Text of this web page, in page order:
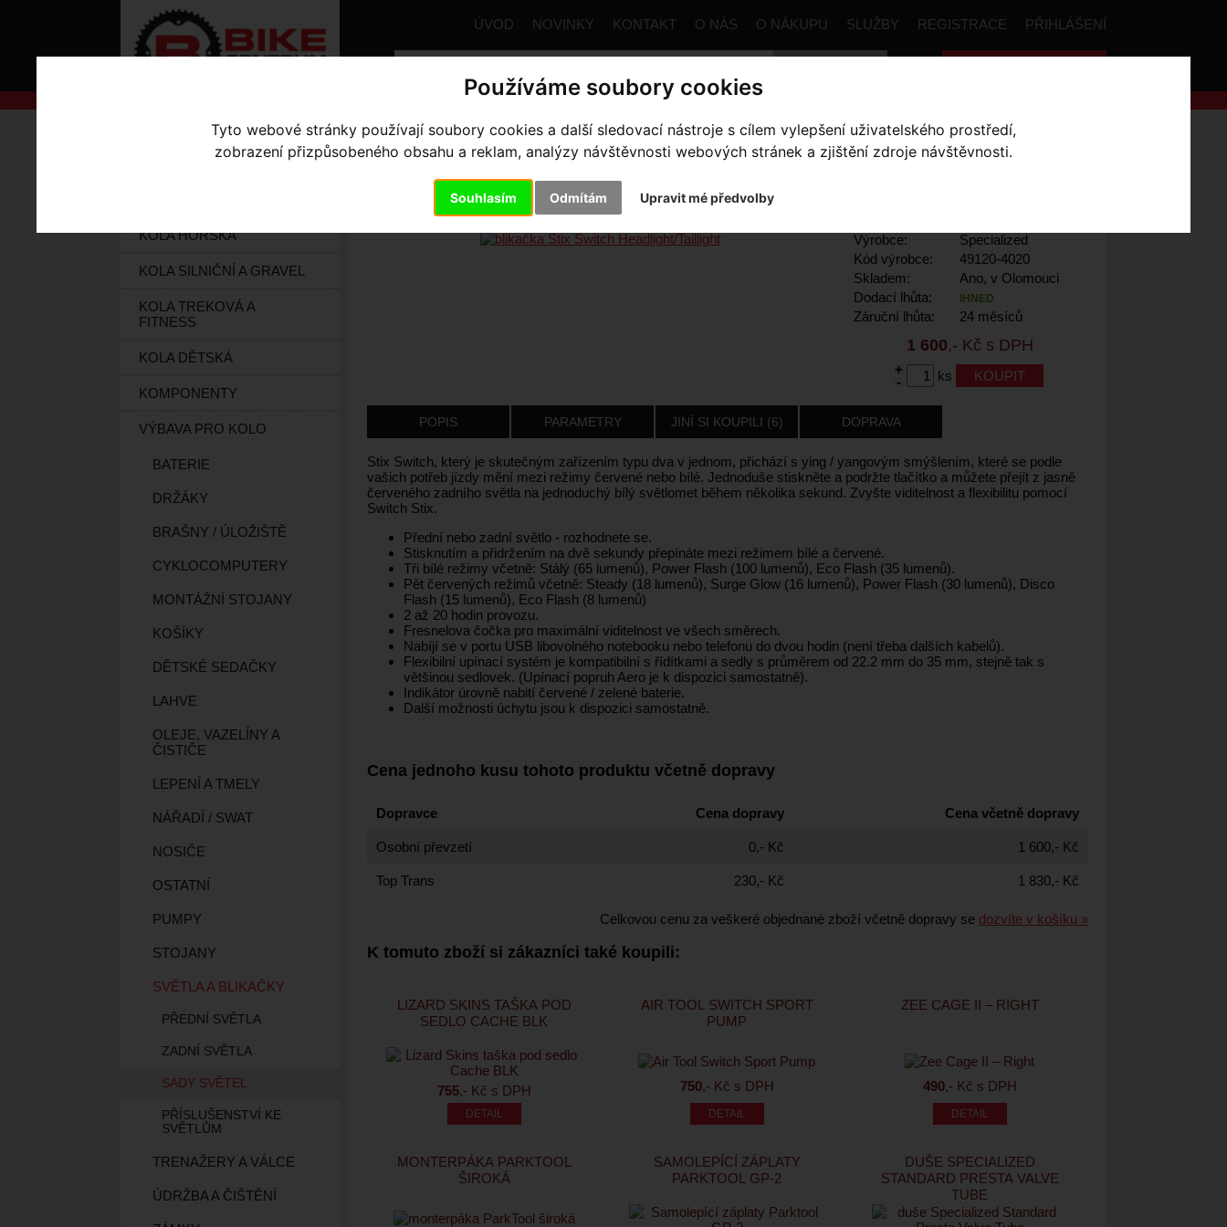
Používáme soubory cookies
Tyto webové stránky používají soubory cookies a další sledovací nástroje s cílem vylepšení uživatelského prostředí,
zobrazení přizpůsobeného obsahu a reklam, analýzy návštěvnosti webových stránek a zjištění zdroje návštěvnosti.
Souhlasím Odmítám Upravit mé předvolby
ÚVOD NOVINKY KONTAKT O NÁS O NÁKUPU SLUŽBY REGISTRACE PŘIHLÁŠENÍ
KOLA HORSKÁ
KOLA SILNIČNÍ A GRAVEL
KOLA TREKOVÁ A
FITNESS
KOLA DĚTSKÁ
KOMPONENTY
VÝBAVA PRO KOLO
BATERIE
DRŽÁKY
BRAŠNY / ÚLOŽIŠTĚ
CYKLOCOMPUTERY
MONTÁŽNÍ STOJANY
KOŠÍKY
DĚTSKÉ SEDAČKY
LAHVE
OLEJE, VAZELÍNY A
ČISTIČE
LEPENÍ A TMELY
NÁŘADÍ / SWAT
NOSIČE
OSTATNÍ
PUMPY
STOJANY
SVĚTLA A BLIKAČKY
PŘEDNÍ SVĚTLA
ZADNÍ SVĚTLA
SADY SVĚTEL
PŘÍSLUŠENSTVÍ KE
SVĚTLŮM
TRENAŽERY A VÁLCE
ÚDRŽBA A ČIŠTĚNÍ
Úvodní strana Výbava pro kolo Světla a blikačky Sady světel blikačka Stix Switch Headlight/Taillight
BLIKAČKA STIX SWITCH HEADLIGHT/TAILLIGHT
Výrobce:
Specialized
Kód výrobce:
49120-4020
Skladem:
Ano, v Olomouci
Dodací lhůta:
IHNED
Záruční lhůta: 24 měsíců
1 600,- Kč s DPH
+
-
ks
POPIS PARAMETRY JINÍ SI KOUPILI (6) DOPRAVA
Stix Switch, který je skutečným zařízením typu dva v jednom, přichází s ying / yangovým smýšlením, které se podle
vašich potřeb jízdy mění mezi režimy červené nebo bílé. Jednoduše stiskněte a podržte tlačítko a můžete přejít z jasně
červeného zadního světla na jednoduchý bílý světlomet během několika sekund. Zvyšte viditelnost a flexibilitu pomocí
Switch Stix.
Přední nebo zadní světlo - rozhodnete se.
Stisknutím a přidržením na dvě sekundy přepínáte mezi režimem bílé a červené.
Tři bílé režimy včetně: Stálý (65 lumenů), Power Flash (100 lumenů), Eco Flash (35 lumenů).
Pět červených režimů včetně: Steady (18 lumenů), Surge Glow (16 lumenů), Power Flash (30 lumenů), Disco
Flash (15 lumenů), Eco Flash (8 lumenů)
2 až 20 hodin provozu.
Fresnelova čočka pro maximální viditelnost ve všech směrech.
Nabíjí se v portu USB libovolného notebooku nebo telefonu do dvou hodin (není třeba dalších kabelů).
Flexibilní upínací systém je kompatibilní s řídítkami a sedly s průměrem od 22.2 mm do 35 mm, stejně tak s
většinou sedlovek. (Upínací popruh Aero je k dispozici samostatně).
Indikátor úrovně nabití červené / zelené baterie.
Další možnosti úchytu jsou k dispozici samostatně.
Cena jednoho kusu tohoto produktu včetně dopravy
Dopravce Cena dopravy Cena včetně dopravy
Osobní převzetí 0,- Kč 1 600,- Kč
Top Trans 230,- Kč 1 830,- Kč
Celkovou cenu za veškeré objednané zboží včetně dopravy se dozvíte v košíku »
K tomuto zboží si zákazníci také koupili:
LIZARD SKINS TAŠKA POD
SEDLO CACHE BLK
755,- Kč s DPH
AIR TOOL SWITCH SPORT
PUMP
750,- Kč s DPH
ZEE CAGE II – RIGHT
490,- Kč s DPH
MONTERPÁKA PARKTOOL
ŠIROKÁ
SAMOLEPÍCÍ ZÁPLATY
PARKTOOL GP-2
DUŠE SPECIALIZED
STANDARD PRESTA VALVE
TUBE